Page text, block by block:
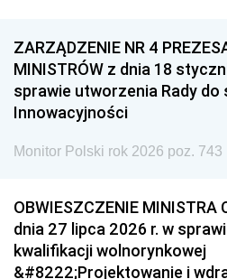
ZARZĄDZENIE NR 4
MINISTRÓW z dnia 18
sprawie utworzenia Rady do
Innowacyjności
Monitor Polski rok 2026 poz. 743
OBWIESZCZENIE MINISTRA
dnia 27 lipca 2026 r. w
kwalifikacji wolnorynkowej
&#8222;Projektowanie i